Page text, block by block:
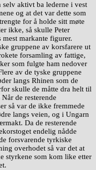
aktivt ba lederne i vest
og at det var dette som
for å holde sitt møte
ikke, så skulle Peter
markante figurer.
gruppene av korsfarere ut
forsamling av fattige,
som fulgte ham nedover
av de tyske gruppene
langs Rhinen som de
skulle de måtte dra helt til
de resterende
så var de ikke fremmede
langs veien, og i Ungarn
Da de resterende
endelig nådde
forsvarende tyrkiske
overhodet så var det at
styrkene som kom like etter